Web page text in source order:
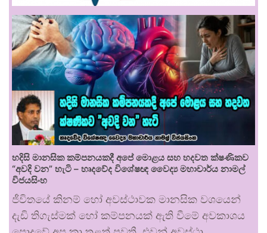
හදිසි මානසික කම්පනයකදී අපේ මොළය සහ හදවත ක්ෂණිකව
“අවදි වන” හැටි – හෘදවේද විශේෂඥ වෛද්‍ය මහාචාර්ය නාමල්
විජයසිංහ
ජීවිතයේ කිනම් හෝ අවස්ථාවක මානසික වශයෙන්
දැඩි තිගැස්මක් හෝ කම්පනයක් ඇති වීමේ අවකාශය